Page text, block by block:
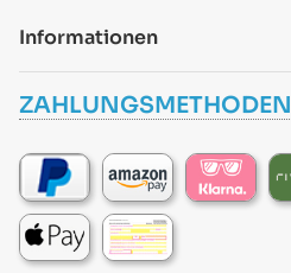
Informationen
ZAHLUNGSMETHODEN